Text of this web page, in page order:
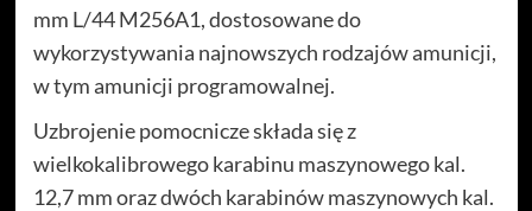
mm L/44 M256A1, dostosowane do
wykorzystywania najnowszych rodzajów amunicji,
w tym amunicji programowalnej.
Uzbrojenie pomocnicze składa się z
wielkokalibrowego karabinu maszynowego kal.
12,7 mm oraz dwóch karabinów maszynowych kal.